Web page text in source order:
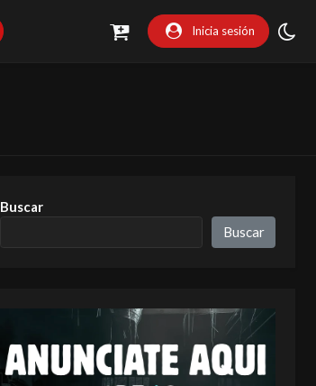
Inicia sesión
Buscar
Buscar